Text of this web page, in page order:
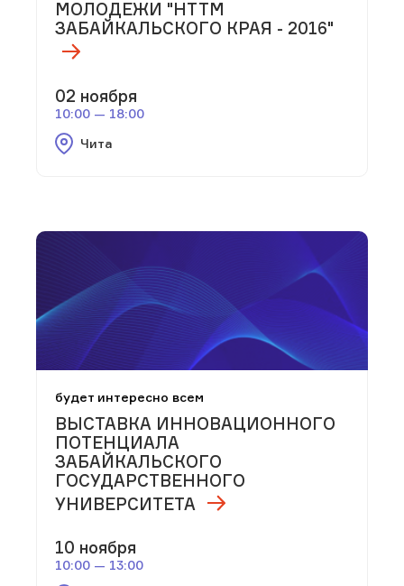
МОЛОДЕЖИ "НТТМ
ЗАБАЙКАЛЬСКОГО КРАЯ - 2016"
02 ноября
10:00 — 18:00
Чита
будет интересно всем
ВЫСТАВКА ИННОВАЦИОННОГО
ПОТЕНЦИАЛА
ЗАБАЙКАЛЬСКОГО
ГОСУДАРСТВЕННОГО
УНИВЕРСИТЕТА
10 ноября
10:00 — 13:00